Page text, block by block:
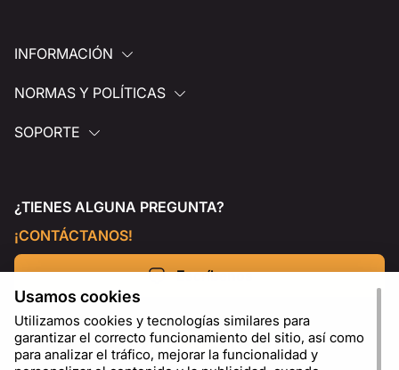
INFORMACIÓN
NORMAS Y POLÍTICAS
SOPORTE
¿TIENES ALGUNA PREGUNTA?
¡CONTÁCTANOS!
Escríbenos
Usamos cookies
Utilizamos cookies y tecnologías similares para
garantizar el correcto funcionamiento del sitio, así como
para analizar el tráfico, mejorar la funcionalidad y